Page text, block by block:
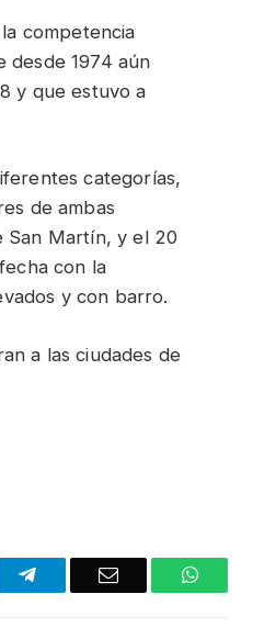
competencia
desde 1974 aún
y que estuvo a
categorías,
de ambas
San Martín, y el 20
con la
y con barro.
a las ciudades de
Telegram Email WhatsApp